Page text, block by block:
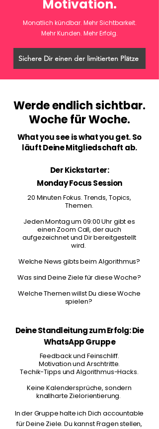
Motivation.
Monatlich kündbar. Mehr Sichtbarkeit.
Mehr Kunden. Mehr Erfolg.
Sichere Dir einen der limitierten Plätze
Werde endlich sichtbar.
Woche für Woche.
What you see is what you get. So
läuft Deine Mitgliedschaft ab.
Der Kickstarter:
Monday Focus Session
20 Minuten Fokus. Trends, Topics,
Themen.
Jeden Montag um 09:00 Uhr gibt es
einen Zoom Call, der auch
aufgezeichnet und Dir bereitgestellt
wird.
Welche News gibts beim Algorithmus?
Was sind Deine Ziele für diese Woche?
Welche Themen willst Du diese Woche
spielen?
Deine Standleitung zum Erfolg: Die
WhatsAppGruppe
Feedback und Feinschliff.
Motivation und Arschtritte.
Techik-Tipps und Algorithmus-Hacks.
Keine Kalendersprüche, sondern
knallharte Zielorientierung. ​
In der Gruppe halte ich Dich accountable
für Deine Ziele. Du kannst Fragen stellen,